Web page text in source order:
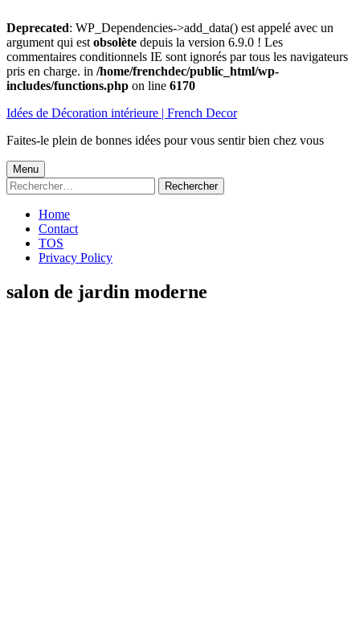
Deprecated: WP_Dependencies->add_data() est appelé avec un
argument qui est obsolète depuis la version 6.9.0 ! Les
commentaires conditionnels IE sont ignorés par tous les navigateurs
pris en charge. in /home/frenchdec/public_html/wp-
includes/functions.php on line 6170
au
Idées de Décoration intérieure | French Decor
Faites-le plein de bonnes idées pour vous sentir bien chez vous
Menu
principal
Menu
Rechercher :
Home
Contact
TOS
Privacy Policy
salon de jardin moderne